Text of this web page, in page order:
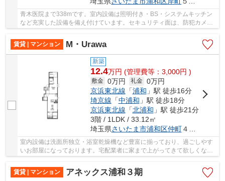
青木医院まで338mです。室内設備は照明付き・BS・システムキッチン
など充実した設備を備え付けています。セキュリティ面は、防犯カメ
賃貸 | マンション
M・Urawa
新築
12.4万円 (管理費等：3,000円 )
敷金 0万円 礼金 0万円
京浜東北線 「浦和 」駅 徒歩16分
埼京線 「中浦和 」駅 徒歩18分
京浜東北線 「北浦和 」駅 徒歩21分
3階 / 1LDK / 33.12㎡
埼玉県さいたま市浦和区仲町４丁目１-１１
室内設備は洗面所独立・浴室乾燥機など豊富に揃っており、過ごしやす
いお部屋になっております。宅配業者に家まで上がってきて欲しくない
と思っている人でも、宅配ボックスがあるので...
賃貸 | マンション
アネックス浦和３期